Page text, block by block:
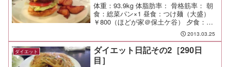
体重：93.9kg 体脂肪率： 骨格筋率： 朝
食：総菜パン×1 昼食：つけ麺（大盛）
￥800（ほどが家＠保土ケ谷） 夕食：ダ
ブルチーズバーガー￥1,570（as classics
diner＠駒沢）旨い。 ただひたすらに旨
い。 間食： 運動...
2013.03.25
ダイエット
ダイエット日記その2［290日
目］